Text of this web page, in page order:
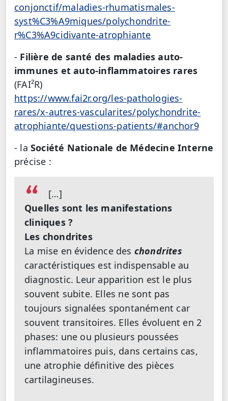
conjonctif/maladies-rhumatismales-
syst%C3%A9miques/polychondrite-
r%C3%A9cidivante-atrophiante
- Filière de santé des maladies auto-
immunes et auto-inflammatoires rares
(FAI²R)
https://www.fai2r.org/les-pathologies-
rares/x-autres-vascularites/polychondrite-
atrophiante/questions-patients/#anchor9
- la Société Nationale de Médecine Interne
précise :
[…]
Quelles sont les manifestations
cliniques ?
Les chondrites
La mise en évidence des chondrites
caractéristiques est indispensable au
diagnostic. Leur apparition est le plus
souvent subite. Elles ne sont pas
toujours signalées spontanément car
souvent transitoires. Elles évoluent en 2
phases: une ou plusieurs poussées
inflammatoires puis, dans certains cas,
une atrophie définitive des pièces
cartilagineuses.